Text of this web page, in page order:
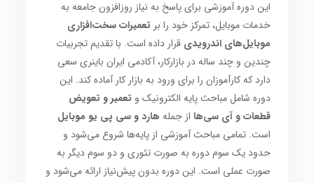
این دوره آموزشی برای پاسخ به نیاز روزافزون جامعه به
خدمات موبایل، تمرکز خود را بر تعمیرات سخت‌افزاری
موبایل‌های اندرویدی قرار داده است. با تقدیم تجربیات
چندین و چند ساله در بازارکار، آکادمی ایران باینری سعی
دارد که کارآموزان را برای ورود به بازار کار آماده کند. این
دوره شامل مباحث پایه الکترونیک و تعمیر و تعویض
قطعات و آی سی‌ها از جمله هارد و سی پی یو موبایل
است. تمامی مباحث آموزشی از پایه‌ها شروع می‌شود و
حدود یک سوم دوره به صورت تئوری و دو سوم دیگر به
صورت عملی است. این دوره بدون پیش‌نیاز ارائه می‌شود و